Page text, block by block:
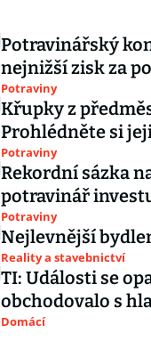
Potravinářský
nejnižší zisk za
Potraviny
Křupky z
Prohlédněte si
Potraviny
Rekordní sázka
potravinář
Potraviny
Nejlevnější
Reality a stavebnictví
TI: Události se
obchodovalo s
Domácí